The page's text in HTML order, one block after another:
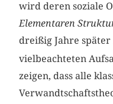
wird deren soziale
Elementaren
dreißig Jahre
vielbeachteten
zeigen, dass alle